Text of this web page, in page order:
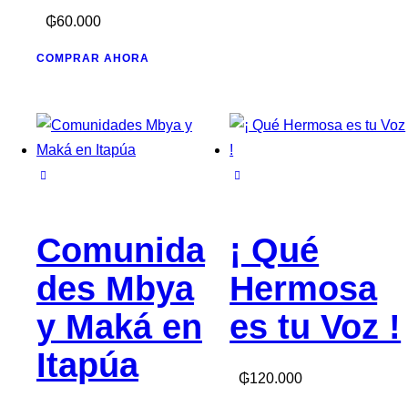
₲60.000
COMPRAR AHORA
Comunida
des Mbya
y Maká en
Itapúa
¡ Qué
Hermosa
es tu Voz !
₲120.000